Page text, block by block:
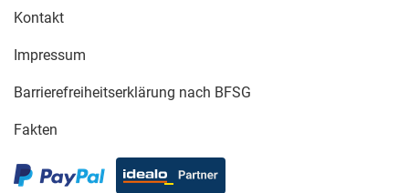
Kontakt
Impressum
Barrierefreiheitserklärung nach BFSG
Fakten